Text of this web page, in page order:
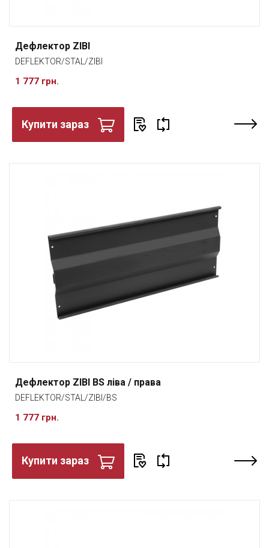
Дефлектор ZIBI
DEFLEKTOR/STAL/ZIBI
1 777 грн.
Купити зараз
Дефлектор ZIBI BS ліва / права
DEFLEKTOR/STAL/ZIBI/BS
1 777 грн.
Купити зараз